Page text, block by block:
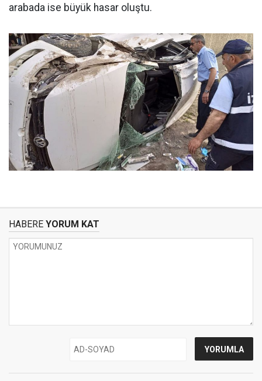
arabada ise büyük hasar oluştu.
HABERE YORUM KAT